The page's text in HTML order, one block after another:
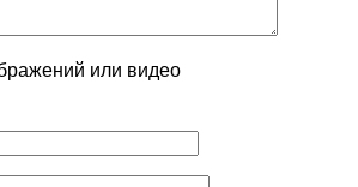
или видео